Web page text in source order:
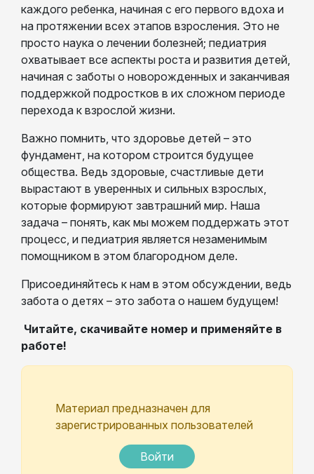
каждого ребенка, начиная с его первого вдоха и
на протяжении всех этапов взросления. Это не
просто наука о лечении болезней; педиатрия
охватывает все аспекты роста и развития детей,
начиная с заботы о новорожденных и заканчивая
поддержкой подростков в их сложном периоде
перехода к взрослой жизни.
Важно помнить, что здоровье детей – это
фундамент, на котором строится будущее
общества. Ведь здоровые, счастливые дети
вырастают в уверенных и сильных взрослых,
которые формируют завтрашний мир. Наша
задача – понять, как мы можем поддержать этот
процесс, и педиатрия является незаменимым
помощником в этом благородном деле.
Присоединяйтесь к нам в этом обсуждении, ведь
забота о детях – это забота о нашем будущем!
Читайте, скачивайте номер и применяйте в
работе!
Материал предназначен для
зарегистрированных пользователей
Войти